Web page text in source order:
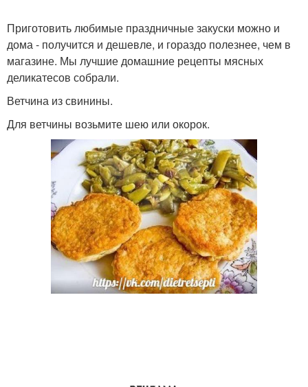
Приготовить любимые праздничные закуски можно и
дома - получится и дешевле, и гораздо полезнее, чем в
магазине. Мы лучшие домашние рецепты мясных
деликатесов собрали.
Ветчина из свинины.
Для ветчины возьмите шею или окорок.